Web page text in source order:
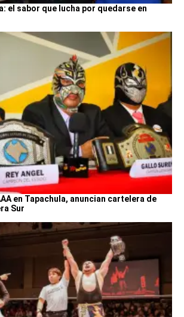
el sabor que lucha por quedarse en
en Tapachula, anuncian cartelera de
Sur